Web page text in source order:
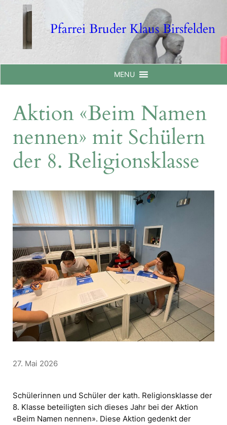
Pfarrei Bruder Klaus Birsfelden
MENU
Aktion «Beim Namen
nennen» mit Schülern
der 8. Religionsklasse
27. Mai 2026
Schülerinnen und Schüler der kath. Religionsklasse der
8. Klasse beteiligten sich dieses Jahr bei der Aktion
«Beim Namen nennen». Diese Aktion gedenkt der